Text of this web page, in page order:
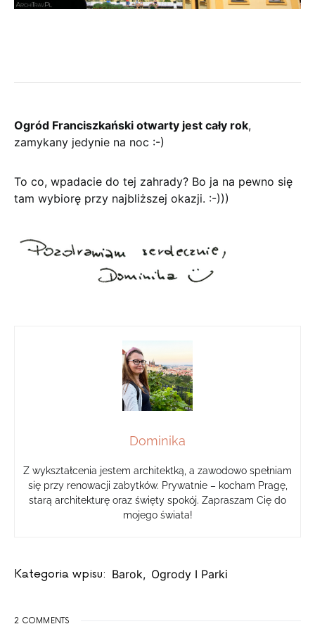
Ogród Franciszkański otwarty jest cały rok,
zamykany jedynie na noc :-)
To co, wpadacie do tej zahrady? Bo ja na pewno się
tam wybiorę przy najbliższej okazji. :-)))
Dominika
Z wykształcenia jestem architektką, a zawodowo spełniam
się przy renowacji zabytków. Prywatnie – kocham Pragę,
starą architekturę oraz święty spokój. Zapraszam Cię do
mojego świata!
Kategoria wpisu: Barok, Ogrody I Parki
2 COMMENTS